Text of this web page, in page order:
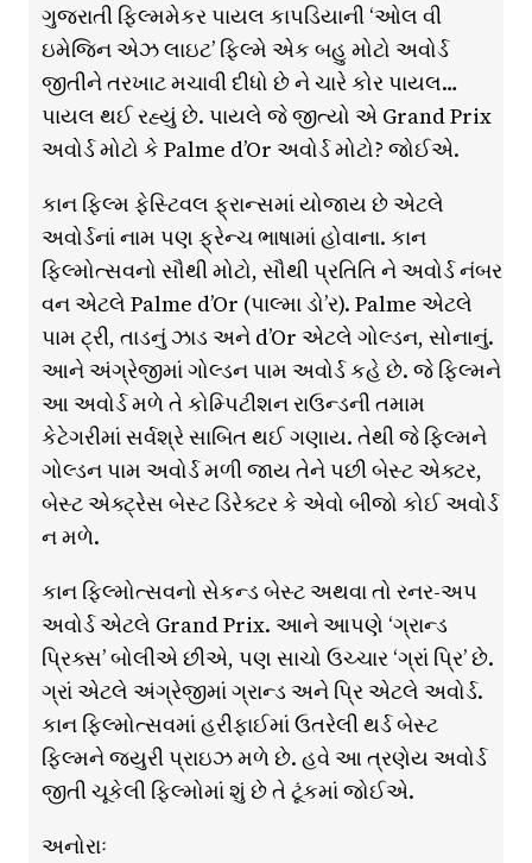
ગુજરાતી ફિલ્મમેકર પાયલ કાપડિયાની ‘ઓલ વી
ઇમેજિન એઝ લાઇટ’ ફિલ્મે એક બહુ મોટો અવોર્ડ
જીતીને તરખાટ મચાવી દીધો છે ને ચારે કોર પાયલ…
પાયલ થઈ રહ્યું છે. પાયલે જે જીત્યો એ Grand Prix
અવોર્ડ મોટો કે Palme d’Or અવોર્ડ મોટો? જોઈએ.
કાન ફિલ્મ ફેસ્ટિવલ ફ્રાન્સમાં યોજાય છે એટલે
અવોર્ડનાં નામ પણ ફ્રેન્ચ ભાષામાં હોવાના. કાન
ફિલ્મોત્સવનો સૌથી મોટો, સૌથી પ્રતિતિ ને અવોર્ડ નંબર
વન એટલે Palme d’Or (પાલ્મા ડો’ર). Palme એટલે
પામ ટ્રી, તાડનું ઝાડ અને d’Or એટલે ગોલ્ડન, સોનાનું.
આને અંગ્રેજીમાં ગોલ્ડન પામ અવોર્ડ કહે છે. જે ફિલ્મને
આ અવોર્ડ મળે તે કોમ્પિટીશન રાઉન્ડની તમામ
કેટેગરીમાં સર્વશ્રે સાબિત થઈ ગણાય. તેથી જે ફિલ્મને
ગોલ્ડન પામ અવોર્ડ મળી જાય તેને પછી બેસ્ટ એક્ટર,
બેસ્ટ એક્ટ્રેસ બેસ્ટ ડિરેક્ટર કે એવો બીજો કોઈ અવોર્ડ
ન મળે.
કાન ફિલ્મોત્સવનો સેકન્ડ બેસ્ટ અથવા તો રનર-અપ
અવોર્ડ એટલે Grand Prix. આને આપણે ‘ગ્રાન્ડ
પ્રિક્સ’ બોલીએ છીએ, પણ સાચો ઉચ્ચાર ‘ગ્રાં પ્રિ’ છે.
ગ્રાં એટલે અંગ્રેજીમાં ગ્રાન્ડ અને પ્રિ એટલે અવોર્ડ.
કાન ફિલ્મોત્સવમાં હરીફાઈમાં ઉતરેલી થર્ડ બેસ્ટ
ફિલ્મને જ્યુરી પ્રાઇઝ મળે છે. હવે આ ત્રણેય અવોર્ડ
જીતી ચૂકેલી ફિલ્મોમાં શું છે તે ટૂંકમાં જોઈએ.
અનોરાઃ